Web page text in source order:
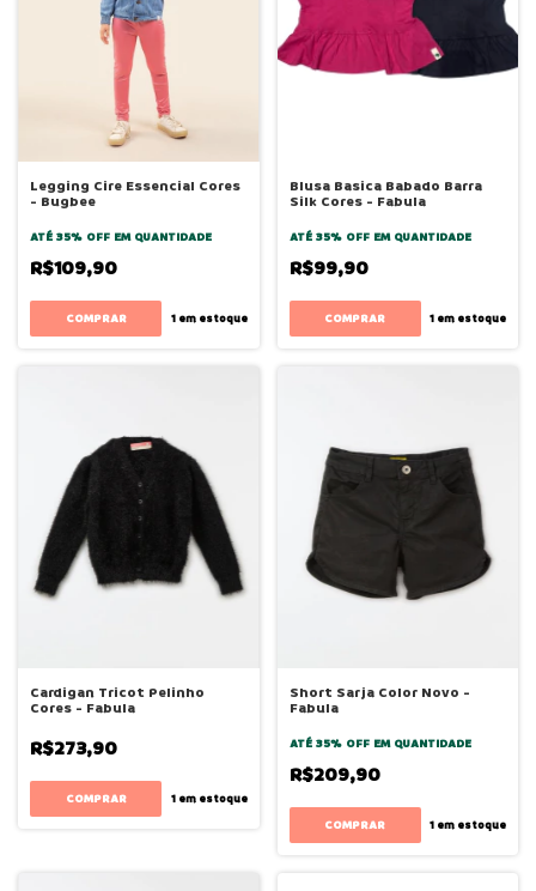
Legging Cire Essencial Cores
- Bugbee
ATÉ 35% OFF EM QUANTIDADE
R$109,90
COMPRAR 1em estoque
Blusa Basica Babado Barra
Silk Cores - Fabula
ATÉ 35% OFF EM QUANTIDADE
R$99,90
COMPRAR 1 em estoque
Cardigan Tricot Pelinho
Cores - Fabula
R$273,90
COMPRAR 1em estoque
Short Sarja Color Novo -
Fabula
ATÉ 35% OFF EM QUANTIDADE
R$209,90
COMPRAR 1 em estoque